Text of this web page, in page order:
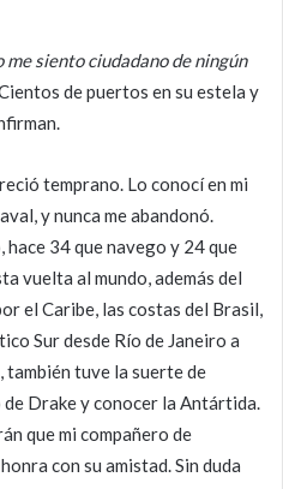
me siento ciudadano de ningún
de puertos en su estela y
temprano. Lo conocí en mi
y nunca me abandonó.
34 que navego y 24 que
vuelta al mundo, además del
el Caribe, las costas del Brasil,
Sur desde Río de Janeiro a
también tuve la suerte de
Drake y conocer la Antártida.
que mi compañero de
con su amistad. Sin duda